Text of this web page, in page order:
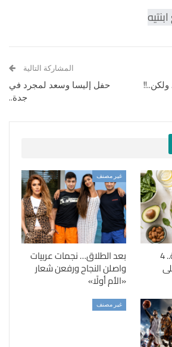
ولكن..!!
المشاركة التالية
حفل إليسا وسعد لمجرد في
جدة..
قبل الفستان أو البدلة.. 4
غير مصنف
بعد الطلاق… نجمات عربيات
واصلن النجاح ورفعن شعار
«الأم أولًا»
غير مصنف